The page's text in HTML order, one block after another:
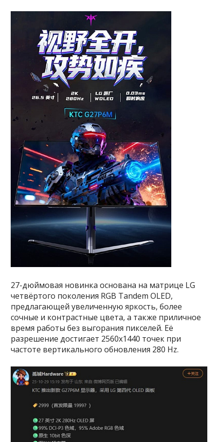
27-дюймовая новинка основана на матрице LG
четвёртого поколения RGB Tandem OLED,
предлагающей увеличенную яркость, более
сочные и контрастные цвета, а также приличное
время работы без выгорания пикселей. Её
разрешение достигает 2560х1440 точек при
частоте вертикального обновления 280 Hz.